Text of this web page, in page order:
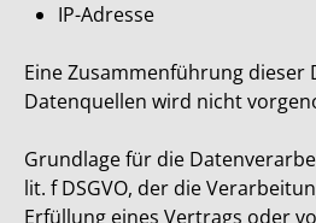
IP-Adresse
Eine Zusammenführung dieser
Datenquellen wird nicht
Grundlage für die
lit. f DSGVO, der die
Erfüllung eines Vertrags oder